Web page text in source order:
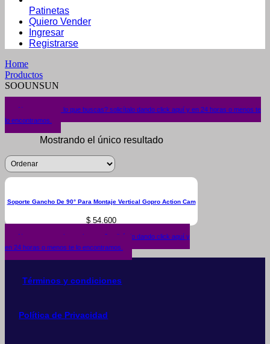
Patinetas
Quiero Vender
Ingresar
Registrarse
Home
Productos
SOOUNSUN
¿No encuentras lo que buscas? solicítalo dando click aquí y en 24 horas o menos te
lo encontramos.
Mostrando el único resultado
Soporte Gancho De 90° Para Montaje Vertical Gopro Action Cam
$ 54.600
¿No encuentras lo que buscas? solicítalo dando click aquí y
en 24 horas o menos te lo encontramos.
Términos y condiciones
Política de Privacidad